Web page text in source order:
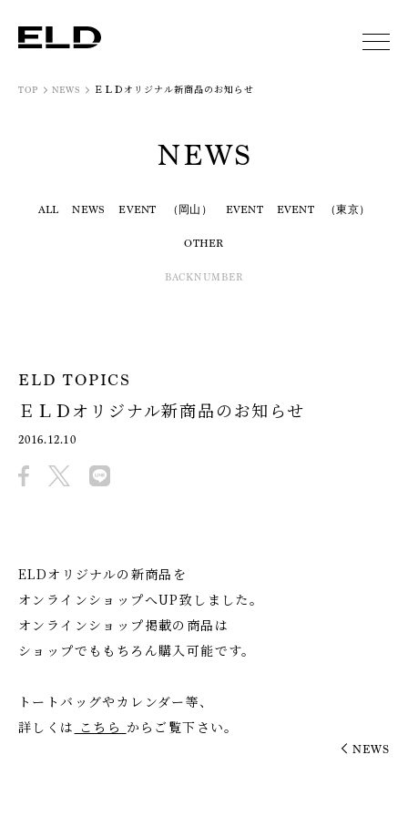
TOP NEWS ＥＬＤオリジナル新商品のお知らせ
NEWS
ALL NEWS EVENT （岡山） EVENT EVENT （東京）
OTHER
BACKNUMBER
ELD TOPICS
ＥＬＤオリジナル新商品のお知らせ
2016.12.10
ELDオリジナルの新商品を
オンラインショップへUP致しました。
オンラインショップ掲載の商品は
ショップでももちろん購入可能です。
トートバッグやカレンダー等、
詳しくは こちら からご覧下さい。
NEWS